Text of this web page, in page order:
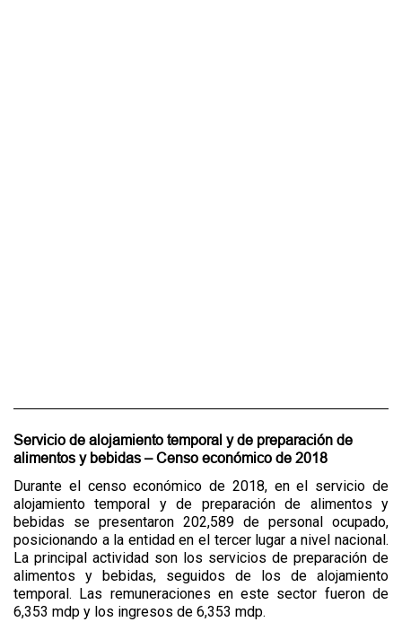
Servicio de alojamiento temporal y de preparación de
alimentos y bebidas – Censo económico de 2018
Durante el censo económico de 2018, en el servicio de
alojamiento temporal y de preparación de alimentos y
bebidas se presentaron 202,589 de personal ocupado,
posicionando a la entidad en el tercer lugar a nivel nacional.
La principal actividad son los servicios de preparación de
alimentos y bebidas, seguidos de los de alojamiento
temporal. Las remuneraciones en este sector fueron de
6,353 mdp y los ingresos de 6,353 mdp.